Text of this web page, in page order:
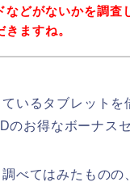
などがないかを調査
きますね。
いるタブレット
のお得なボーナス
べてはみたもの